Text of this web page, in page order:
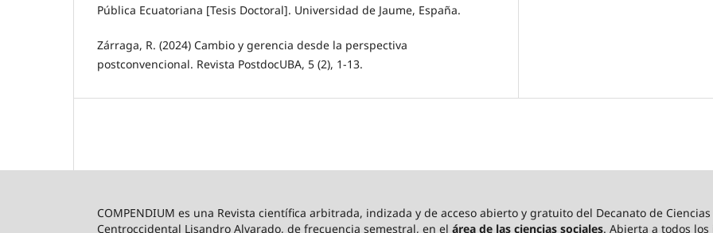
Pública Ecuatoriana [Tesis Doctoral]. Universidad de Jaume, España.
Zárraga, R. (2024) Cambio y gerencia desde la perspectiva
postconvencional. Revista PostdocUBA, 5 (2), 1-13.
COMPENDIUM es una Revista científica arbitrada, indizada y de acceso abierto y gratuito del Decanato de
Centroccidental Lisandro Alvarado, de frecuencia semestral, en el área de las ciencias sociales. Abierta a todos